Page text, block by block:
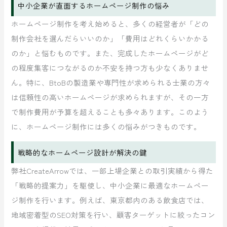
中小企業が直面するホームページ制作の悩み
ホームページ制作を考え始めると、多くの経営者が「どの
制作会社を選んだらいいのか」「費用はどれくらいかかる
のか」と悩むものです。また、完成したホームページがど
の程度集客につながるのか不安を持つ方も少なくありませ
ん。特に、BtoBの製造業や専門性が求められる士業の方々
は信頼性の高いホームページが求められますが、その一方
で制作費用が予算を超えることも多々あります。このよう
に、ホームページ制作には多くの悩みがつきものです。
戦略的なホームページ設計が解決の鍵
弊社CreateArrowでは、一部上場企業との取引実績から得た
「戦略的提案力」を駆使し、中小企業に最適なホームペー
ジ制作を行います。例えば、東京都内のある飲食店では、
地域密着型のSEO対策を行い、顧客ターゲットに絞ったコン